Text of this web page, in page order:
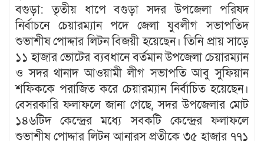
বগুড়া: তৃতীয় ধাপে বগুড়া সদর উপজেলা পরিষদ
নির্বাচনে চেয়ারম্যান পদে জেলা যুবলীগ সভাপতিদ
শুভাশীষ পোদ্দার লিটন বিজয়ী হয়েছেন। তিনি প্রায় সাড়ে
১১ হাজার ভোটের ব্যবধানে বর্তমান উপজেলা চেয়ারম্যান
ও সদর থানাদ আওয়ামী লীগ সভাপতি আবু সুফিয়ান
শফিককে পরাজিত করে চেয়ারম্যান নির্বাচিত হয়েছেন।
বেসরকারি ফলাফলে জানা গেছে, সদর উপজেলার মোট
১৪৬টিদ কেন্দ্রের মধ্যে সবকটি কেন্দ্রের ফলাফলে
শুভাশীষ পোদ্দার লিটন আনারস প্রতীকে ৩৫ হাজার ৭৭১